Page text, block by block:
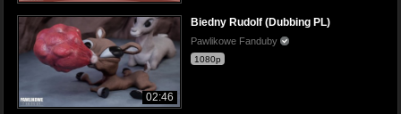
02:46
Biedny Rudolf (Dubbing PL)
Pawlikowe Fanduby
1080p